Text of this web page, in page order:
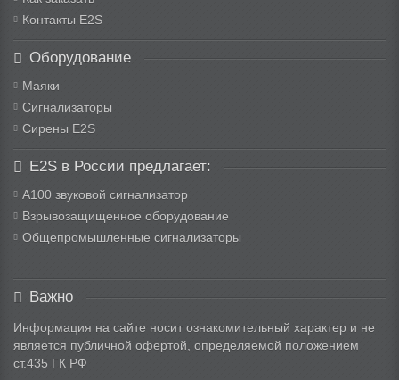
Контакты E2S
Оборудование
Маяки
Сигнализаторы
Сирены E2S
E2S в России предлагает:
A100 звуковой сигнализатор
Взрывозащищенное оборудование
Общепромышленные сигнализаторы
Важно
Информация на сайте носит ознакомительный характер и не
является публичной офертой, определяемой положением
ст.435 ГК РФ